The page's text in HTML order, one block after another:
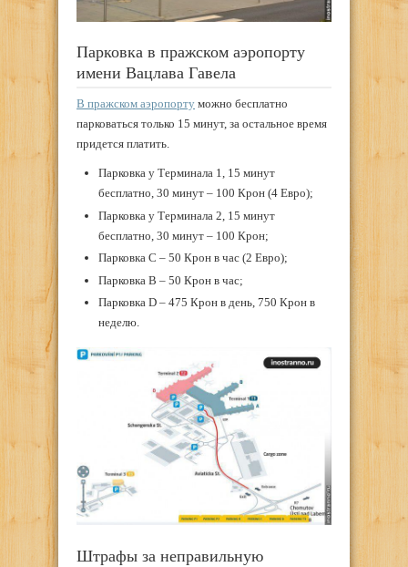
Парковка в пражском аэропорту
имени Вацлава Гавела
В пражском аэропорту можно бесплатно
парковаться только 15 минут, за остальное время
придется платить.
Парковка у Терминала 1, 15 минут
бесплатно, 30 минут – 100 Крон (4 Евро);
Парковка у Терминала 2, 15 минут
бесплатно, 30 минут – 100 Крон;
Парковка C – 50 Крон в час (2 Евро);
Парковка B – 50 Крон в час;
Парковка D – 475 Крон в день, 750 Крон в
неделю.
Штрафы за неправильную